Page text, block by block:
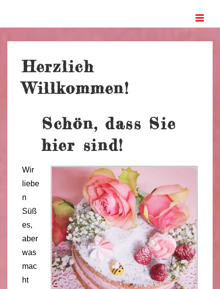
Herzlich
Willkommen!
Schön, dass Sie
hier sind!
Wir
liebe
n
Süß
es,
aber
was
mac
ht